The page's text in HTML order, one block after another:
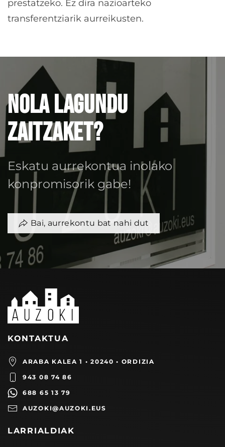
prestatzeko. Ez dira nazioarteko
transferentziarik aurreikusten.
Nola lagundu
zaitzaket?
Eskatu aurrekontua inolako
konpromisorik gabe!
Bai, aurrekontu bat nahi dut
KONTAKTUA
ARABA KALEA 1 • 20240 • ORDIZIA
943 08 74 86
688 65 13 79
AUZOKI@AUZOKI.EUS
LARRIALDIAK